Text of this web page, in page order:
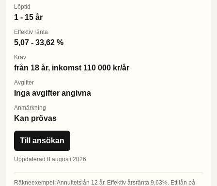
Löptid
1 - 15 år
Effektiv ränta
5,07 - 33,62 %
Krav
från 18 år, inkomst 110 000 kr/år
Avgifter
Inga avgifter angivna
Anmärkning
Kan prövas
Till ansökan
Uppdaterad 8 augusti 2026
Räkneexempel: Annuitetslån 12 år. Effektiv årsränta 9,63%. Ett lån på